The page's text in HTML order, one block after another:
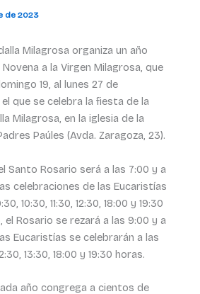
de 2023
Milagrosa organiza un año
a la Virgen Milagrosa, que
19, al lunes 27 de
que se celebra la fiesta de la
Milagrosa, en la iglesia de la
Paúles (Avda. Zaragoza, 23).
Santo Rosario será a las 7:00 y a
celebraciones de las Eucaristías
10:30, 11:30, 12:30, 18:00 y 19:30
el Rosario se rezará a las 9:00 y a
Eucaristías se celebrarán a las
13:30, 18:00 y 19:30 horas.
año congrega a cientos de